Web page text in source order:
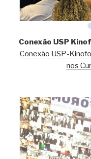
Conexão USP
Conexão USP-
nos